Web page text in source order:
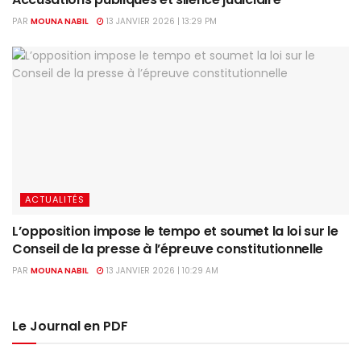
PAR MOUNA NABIL 13 JANVIER 2026 | 13:29 PM
ACTUALITÉS
L’opposition impose le tempo et soumet la loi sur le
Conseil de la presse à l’épreuve constitutionnelle
PAR MOUNA NABIL 13 JANVIER 2026 | 10:29 AM
Le Journal en PDF